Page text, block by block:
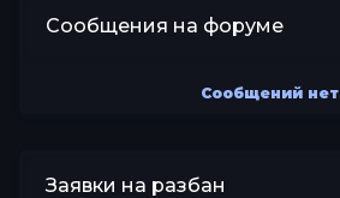
Сообщения на форуме
Сообщений нет
Заявки на разбан